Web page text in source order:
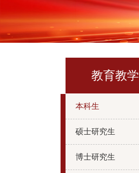
教育教学
本科生
硕士研究生
博士研究生